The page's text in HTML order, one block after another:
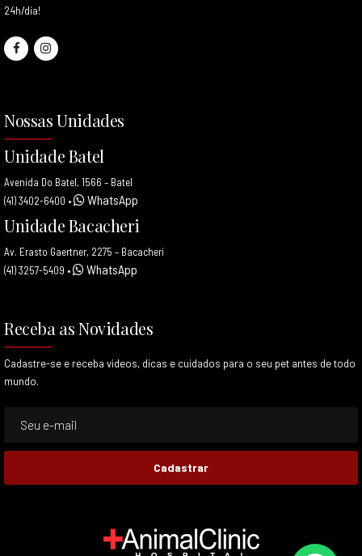
24h/dia!
Nossas Unidades
Unidade Batel
Avenida Do Batel, 1566 – Batel
(41) 3402-6400 • WhatsApp
Unidade Bacacheri
Av. Erasto Gaertner, 2275 – Bacacheri
(41) 3257-5409 • WhatsApp
Receba as Novidades
Cadastre-se e receba videos, dicas e cuidados para o seu pet antes de todo
mundo.